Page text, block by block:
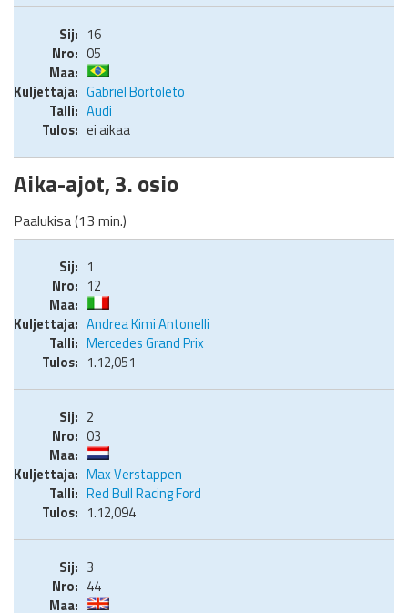
16
05
Gabriel Bortoleto
Audi
ei aikaa
Aika-ajot, 3. osio
Paalukisa (13 min.)
1
12
Andrea Kimi Antonelli
Mercedes Grand Prix
1.12,051
2
03
Max Verstappen
Red Bull Racing Ford
1.12,094
3
44